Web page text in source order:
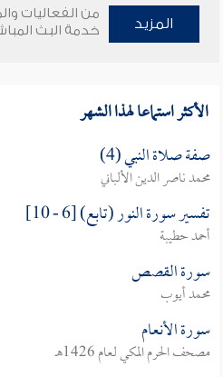
المزيد
من الفعاليات
خدمة البث
الأكثر استماعا لهذا الشهر
صفة صلاة النبي (4)
محمد ناصر الدين الألباني
تفسير سورة النور (تابع) [6 - 10]
أحمد حطيبة
سورة القصص
محمد أيوب
سورة الأنعام
مصحف الحرم المكي لعام 1426هـ